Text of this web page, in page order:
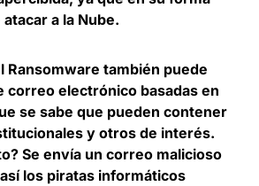
a la Nube.
Ransomware también puede
correo electrónico basadas en
se sabe que pueden contener
y otros de interés.
Se envía un correo malicioso
los piratas informáticos